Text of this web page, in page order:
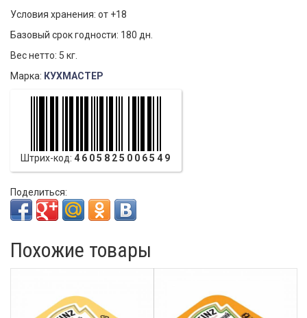
Условия хранения: от +18
Базовый срок годности: 180 дн.
Вес нетто: 5 кг.
Марка: КУХМАСТЕР
Штрих-код: 4605825006549
Поделиться:
Похожие товары